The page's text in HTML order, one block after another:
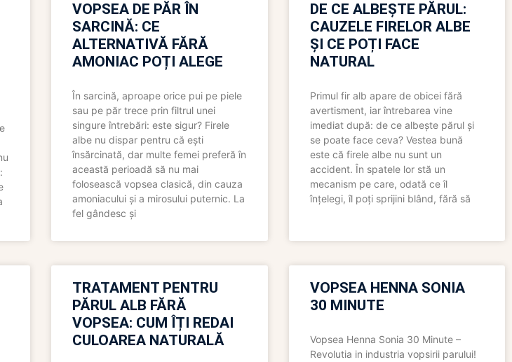
VOPSEA DE PĂR ÎN
SARCINĂ: CE
ALTERNATIVĂ FĂRĂ
AMONIAC POȚI ALEGE
În sarcină, aproape orice pui pe piele
sau pe păr trece prin filtrul unei
singure întrebări: este sigur? Firele
albe nu dispar pentru că ești
însărcinată, dar multe femei preferă în
această perioadă să nu mai
folosească vopsea clasică, din cauza
amoniacului și a mirosului puternic. La
fel gândesc și
DE CE ALBEȘTE PĂRUL:
CAUZELE FIRELOR ALBE
ȘI CE POȚI FACE
NATURAL
Primul fir alb apare de obicei fără
avertisment, iar întrebarea vine
imediat după: de ce albește părul și
se poate face ceva? Vestea bună
este că firele albe nu sunt un
accident. În spatele lor stă un
mecanism pe care, odată ce îl
înțelegi, îl poți sprijini blând, fără să
TRATAMENT PENTRU
PĂRUL ALB FĂRĂ
VOPSEA: CUM ÎȚI REDAI
CULOAREA NATURALĂ
VOPSEA HENNA SONIA
30 MINUTE
Vopsea Henna Sonia 30 Minute –
Revolutia in industria vopsirii parului!